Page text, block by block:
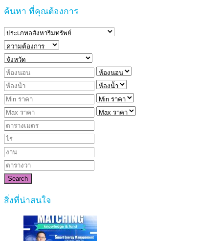
ค้นหา ที่คุณต้องการ
Search
สิ่งที่น่าสนใจ